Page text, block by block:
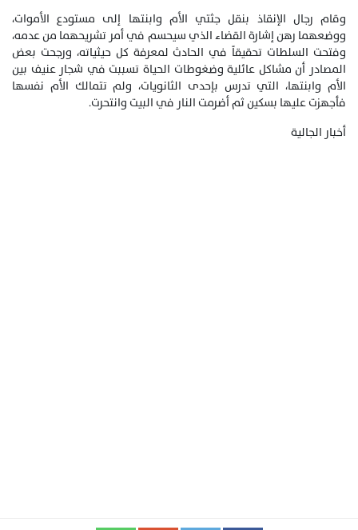
وقام رجال الإنقاذ بنقل جثتي الأم وابنتها إلى مستودع الأموات،
ووضعهما رهن إشارة القضاء الذي سيحسم في أمر تشريحهما من عدمه،
وفتحت السلطات تحقيقاً في الحادث لمعرفة كل حيثياته، ورجحت بعض
المصادر أن مشاكل عائلية وضغوطات الحياة تسببت في شجار عنيف بين
الأم وابنتها، التي تدرس بإحدى الثانويات، ولم تتمالك الأم نفسها
فأجهزت عليها بسكين ثم أضرمت النار في البيت وانتحرت.
أخبار الجالية